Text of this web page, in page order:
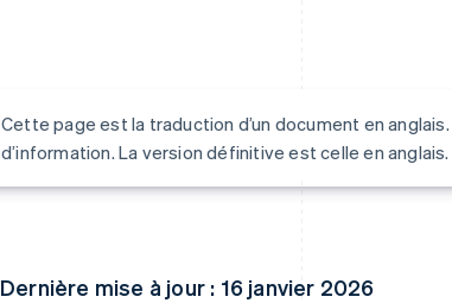
Cette page est la traduction d’un document en
d’information. La version définitive est celle en anglais.
Dernière mise à jour : 16 janvier 2026